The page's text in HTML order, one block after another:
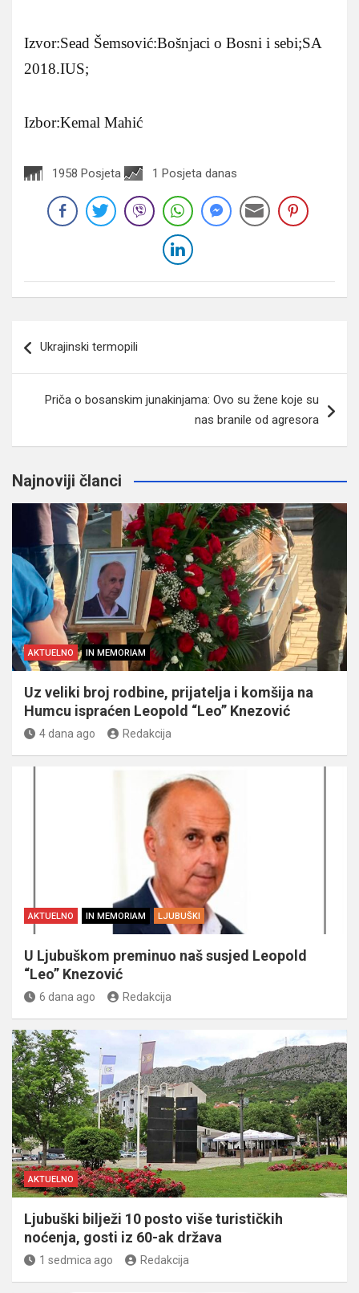
Izvor:Sead Šemsović:Bošnjaci o Bosni i sebi;SA
2018.IUS;
Izbor:Kemal Mahić
1958 Posjeta 1 Posjeta danas
članaka
Ukrajinski termopili
Priča o bosanskim junakinjama: Ovo su žene koje su
nas branile od agresora
Najnoviji članci
AKTUELNO IN MEMORIAM
Uz veliki broj rodbine, prijatelja i komšija na
Humcu ispraćen Leopold “Leo” Knezović
4 dana ago Redakcija
AKTUELNO IN MEMORIAM LJUBUŠKI
U Ljubuškom preminuo naš susjed Leopold
“Leo” Knezović
6 dana ago Redakcija
AKTUELNO
Ljubuški bilježi 10 posto više turističkih
noćenja, gosti iz 60-ak država
1 sedmica ago Redakcija